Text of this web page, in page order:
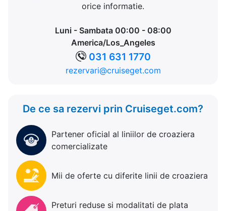
orice informatie.
Luni - Sambata 00:00 - 08:00
America/Los_Angeles
031 631 1770
rezervari@cruiseget.com
De ce sa rezervi prin Cruiseget.com?
Partener oficial al liniilor de croaziera
comercializate
Mii de oferte cu diferite linii de croaziera
Preturi reduse si modalitati de plata